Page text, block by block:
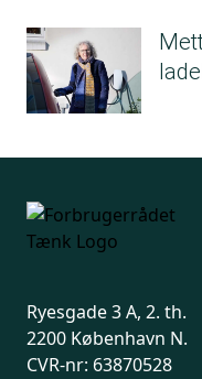
Ryesgade 3 A, 2. th.
2200 København N.
CVR-nr: 63870528